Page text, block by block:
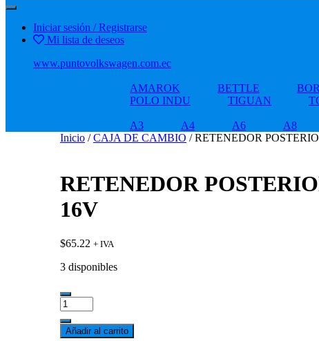
Iniciar sesión / Registrarse
Mi lista de deseos
www.puntovolkswagen.com.ec
AMAROK BETTLE
POLO INDU
TIGUAN
A3 A4 A6 A8
Inicio /CAJA DE CAMBIO / RETENEDOR
RETENEDOR
16V
$65.22 + IVA
3 disponibles
RETENEDOR
POSTERIOR
DEL
Añadir al carrito